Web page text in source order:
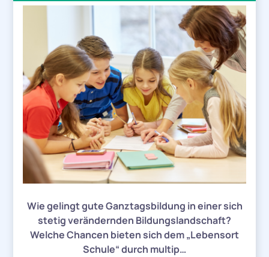
Wie gelingt gute Ganztagsbildung in einer sich
stetig verändernden Bildungslandschaft?
Welche Chancen bieten sich dem „Lebensort
Schule“ durch multip…